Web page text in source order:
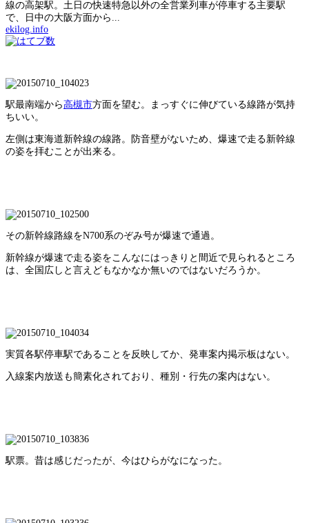
線の高架駅。土日の快速特急以外の全営業列車が停車する主要駅
で、日中の大阪方面から...
ekilog.info
駅最南端から高槻市方面を望む。まっすぐに伸びている線路が気持
ちいい。
左側は東海道新幹線の線路。防音壁がないため、爆速で走る新幹線
の姿を拝むことが出来る。
その新幹線路線をN700系のぞみ号が爆速で通過。
新幹線が爆速で走る姿をこんなにはっきりと間近で見られるところ
は、全国広しと言えどもなかなか無いのではないだろうか。
実質各駅停車駅であることを反映してか、発車案内掲示板はない。
入線案内放送も簡素化されており、種別・行先の案内はない。
駅票。昔は感じだったが、今はひらがなになった。